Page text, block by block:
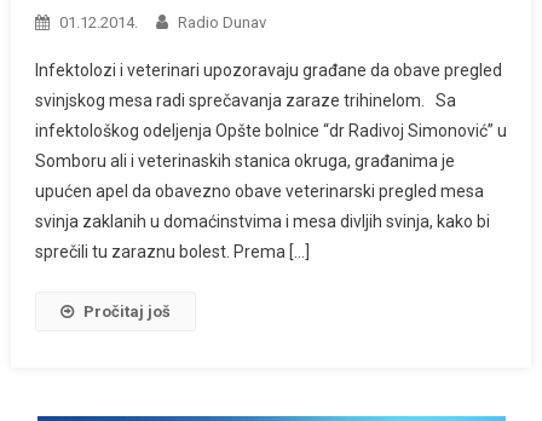
01.12.2014. Radio Dunav
Infektolozi i veterinari upozoravaju građane da obave pregled
svinjskog mesa radi sprečavanja zaraze trihinelom. Sa
infektološkog odeljenja Opšte bolnice “dr Radivoj Simonović” u
Somboru ali i veterinaskih stanica okruga, građanima je
upućen apel da obavezno obave veterinarski pregled mesa
svinja zaklanih u domaćinstvima i mesa divljih svinja, kako bi
sprečili tu zaraznu bolest. Prema […]
Pročitaj još